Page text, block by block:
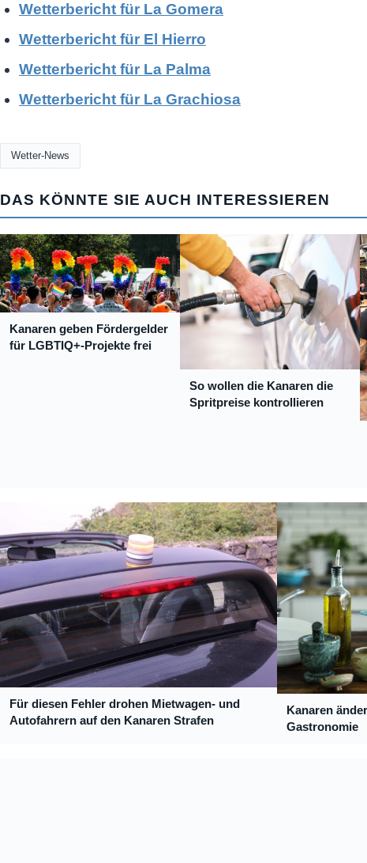
Wetterbericht für La Gomera
Wetterbericht für El Hierro
Wetterbericht für La Palma
Wetterbericht für La Grachiosa
Wetter-News
DAS KÖNNTE SIE AUCH INTERESSIEREN
Kanaren geben Fördergelder
für LGBTIQ+-Projekte frei
So wollen die Kanaren die
Spritpreise kontrollieren
Für diesen Fehler drohen Mietwagen- und
Autofahrern auf den Kanaren Strafen
Kanaren
Gastronomie